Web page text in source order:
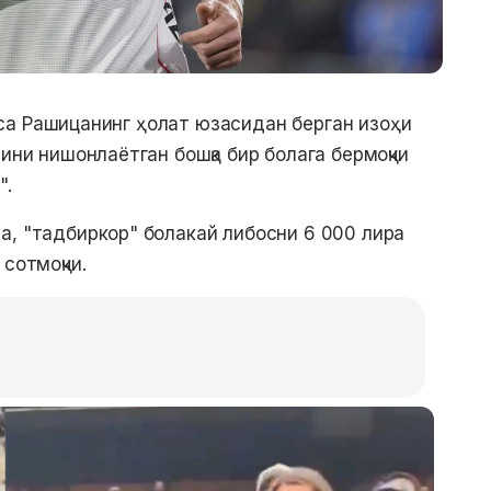
Рашицанинг ҳолат юзасидан берган изоҳи
нишонлаётган бошқа бир болага бермоқчи
"тадбиркор" болакай либосни 6 000 лира